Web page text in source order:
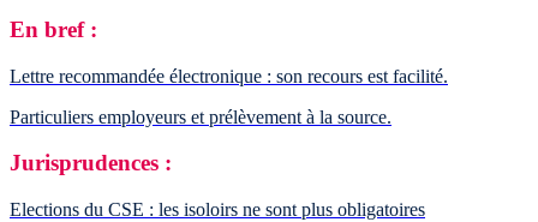
En bref :
Lettre recommandée électronique : son recours est facilité.
Particuliers employeurs et prélèvement à la source.
Jurisprudences :
Elections du CSE : les isoloirs ne sont plus obligatoires